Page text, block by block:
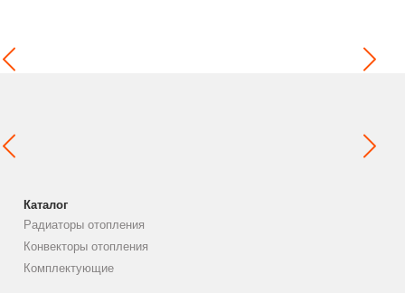
Каталог
Радиаторы отопления
Конвекторы отопления
Комплектующие